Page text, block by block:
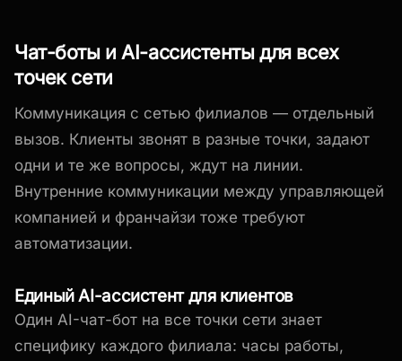
Чат-боты и AI-ассистенты для всех
точек сети
Коммуникация с сетью филиалов — отдельный
вызов. Клиенты звонят в разные точки, задают
одни и те же вопросы, ждут на линии.
Внутренние коммуникации между управляющей
компанией и франчайзи тоже требуют
автоматизации.
Единый AI-ассистент для клиентов
Один AI-чат-бот на все точки сети знает
специфику каждого филиала: часы работы,